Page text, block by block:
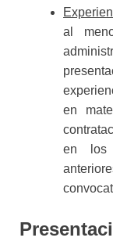
al
en
en los